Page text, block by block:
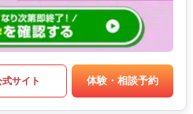
式サイト 体験・相談予約